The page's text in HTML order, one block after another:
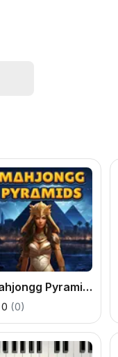
Mahjongg Pyramids
0 (0)